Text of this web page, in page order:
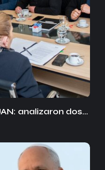
analizaron dos…